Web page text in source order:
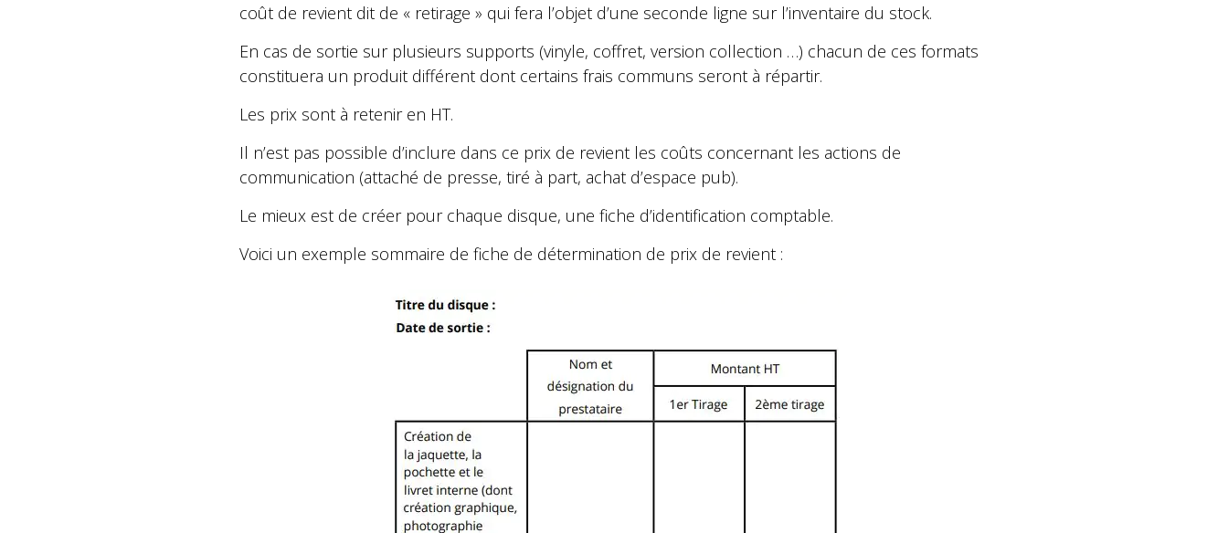
coût de revient dit de « retirage » qui fera l’objet d’une seconde ligne sur l’inventaire du stock.
En cas de sortie sur plusieurs supports (vinyle, coffret, version collection …) chacun de ces formats
constituera un produit différent dont certains frais communs seront à répartir.
Les prix sont à retenir en HT.
Il n’est pas possible d’inclure dans ce prix de revient les coûts concernant les actions de
communication (attaché de presse, tiré à part, achat d’espace pub).
Le mieux est de créer pour chaque disque, une fiche d’identification comptable.
Voici un exemple sommaire de fiche de détermination de prix de revient :